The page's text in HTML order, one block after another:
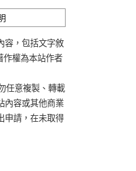
容，包括文字敘
作權為本站作者
任意複製、轉載
內容或其他商業
申請，在未取得